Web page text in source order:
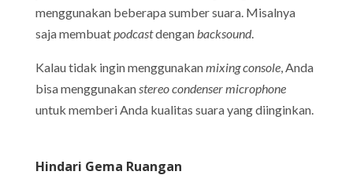
menggunakan beberapa sumber suara. Misalnya
saja membuatpodcastdenganbacksound.
Kalau tidak ingin menggunakanmixing console, Anda
bisa menggunakanstereo condenser microphone
untuk memberi Anda kualitas suara yang diinginkan.
Hindari Gema Ruangan